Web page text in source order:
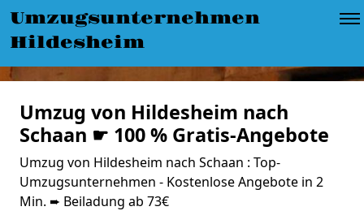
Umzugsunternehmen
Hildesheim
Umzug von Hildesheim nach
Schaan ☛ 100 % Gratis-Angebote
Umzug von Hildesheim nach Schaan : Top-
Umzugsunternehmen - Kostenlose Angebote in 2
Min. ➨ Beiladung ab 73€